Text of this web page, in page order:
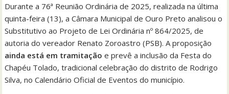
Durante a 76ª Reunião Ordinária de 2025, realizada na última
quinta-feira (13), a Câmara Municipal de Ouro Preto analisou o
Substitutivo ao Projeto de Lei Ordinária nº 864/2025, de
autoria do vereador Renato Zoroastro (PSB). A proposição
ainda está em tramitação e prevê a inclusão da Festa do
Chapéu Tolado, tradicional celebração do distrito de Rodrigo
Silva, no Calendário Oficial de Eventos do município.